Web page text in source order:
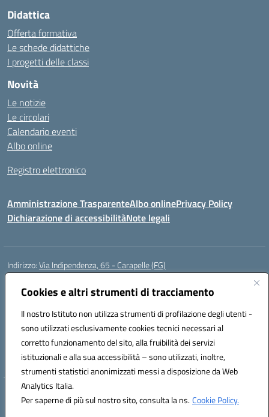
Cookies e altri strumenti di tracciamento
Il nostro Istituto non utilizza strumenti di profilazione degli utenti -
sono utilizzati esclusivamente cookies tecnici necessari al
corretto funzionamento del sito, alla fruibilità dei servizi
istituzionali e alla sua accessibilità – sono utilizzati, inoltre,
strumenti statistici anonimizzati messi a disposizione da Web
Analytics Italia.
Per saperne di più sul nostro sito, consulta la ns.Cookie Policy.
Didattica
Offerta formativa
Le schede didattiche
I progetti delle classi
Novità
Le notizie
Le circolari
Calendario eventi
Albo online
Registro elettronico
Amministrazione TrasparenteAlbo onlinePrivacy Policy
Dichiarazione di accessibilitàNote legali
Indirizzo:Via Indipendenza, 65 - Carapelle (FG)
Centralino:
Posta elettronica certificata (PEC):fgic822001@pec.istruzione.it
Codice fiscale: 90015720718
Codice meccanografico:FGIC822001
Codice Indice delle Pubbliche Amministrazioni (IPA): istsc_fgic822001
Codice unico di fatturazione (CUF): UFSLF2
Hosting & Powered by 3D Solution S.r.l.
Concept & Design by Designers Italia